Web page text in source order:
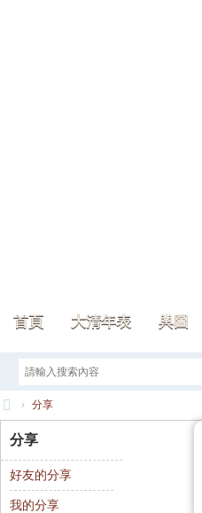
首頁 大清年表 輿圖
大
清
帝
國
› 分享
分享
好友的分享
我的分享